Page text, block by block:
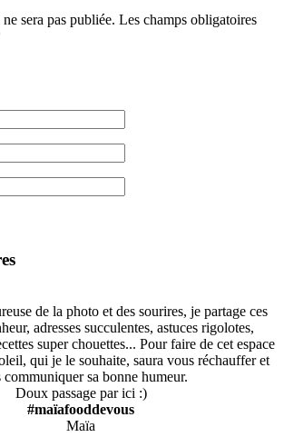
sera pas publiée. Les champs obligatoires
de la photo et des sourires, je partage ces
adresses succulentes, astuces rigolotes,
super chouettes... Pour faire de cet espace
qui je le souhaite, saura vous réchauffer et
communiquer sa bonne humeur.
Doux passage par ici :)
#maïafooddevous
Maïa